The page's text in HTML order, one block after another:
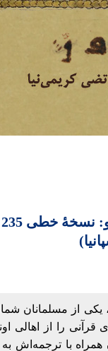
1606 میلادی، یکی از
قرآنی را از
با ترجمه‌اش به